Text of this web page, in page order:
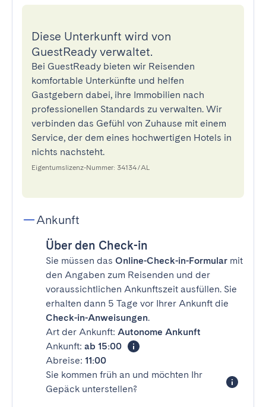
Diese Unterkunft wird von
GuestReady verwaltet.
Bei GuestReady bieten wir Reisenden
komfortable Unterkünfte und helfen
Gastgebern dabei, ihre Immobilien nach
professionellen Standards zu verwalten. Wir
verbinden das Gefühl von Zuhause mit einem
Service, der dem eines hochwertigen Hotels in
nichts nachsteht.
Eigentumslizenz-Nummer: 34134/AL
Ankunft
Über den Check-in
Sie müssen das Online-Check-in-Formular mit
den Angaben zum Reisenden und der
voraussichtlichen Ankunftszeit ausfüllen. Sie
erhalten dann 5 Tage vor Ihrer Ankunft die
Check-in-Anweisungen.
Art der Ankunft: Autonome Ankunft
Ankunft: ab 15:00
Abreise: 11:00
Sie kommen früh an und möchten Ihr
Gepäck unterstellen?